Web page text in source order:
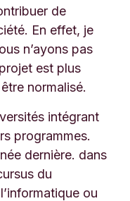
de
En effet, je
n’ayons pas
est plus
normalisé.
intégrant
programmes.
dernière. dans
du
ou